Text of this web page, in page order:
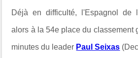
Déjà en difficulté, l'Espagnol de
alors à la 54e place du classement
minutes du leader Paul Seixas